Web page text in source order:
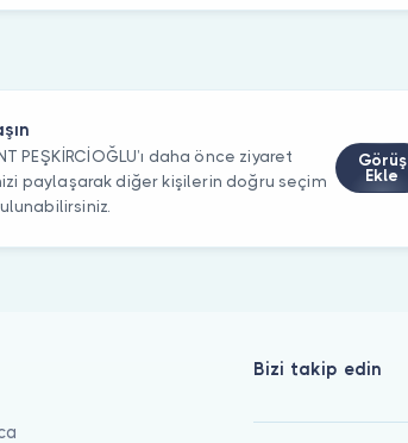
PEŞKİRCİOĞLU’ı daha önce ziyaret
paylaşarak diğer kişilerin doğru seçim
Görüş
Ekle
Bizi takip edin